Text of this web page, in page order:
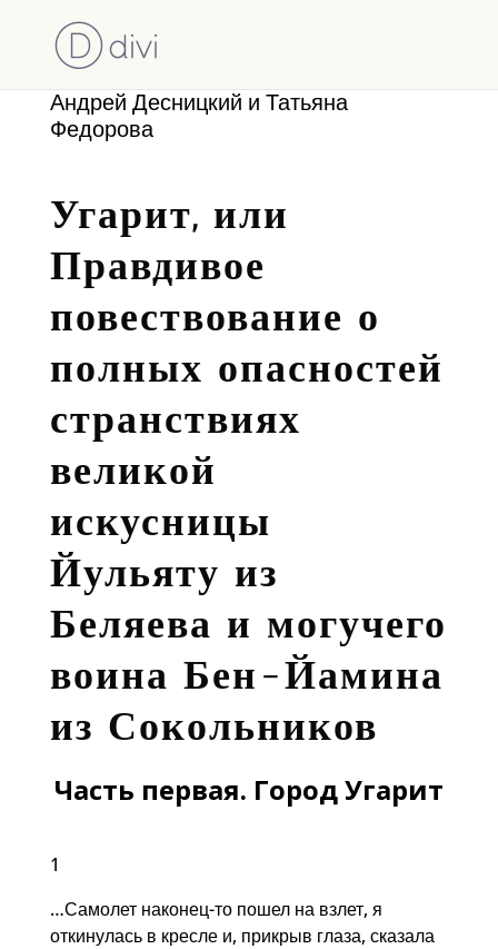
Андрей Десницкий и Татьяна
Федорова
Угарит, или
Правдивое
повествование о
полных опасностей
странствиях
великой
искусницы
Йульяту из
Беляева и могучего
воина Бен-Йамина
из Сокольников
Часть первая. Город Угарит
1
…Самолет наконец-то пошел на взлет, я
откинулась в кресле и, прикрыв глаза, сказала